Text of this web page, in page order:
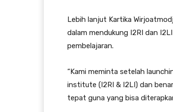
Lebih lanjut Kartika
dalam mendukung I2RI dan
pembelajaran.
“Kami meminta setelah
institute (I2RI & I2LI) dan
tepat guna yang bisa